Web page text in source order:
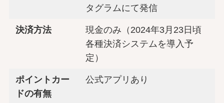
タグラムにて発信
決済方法
現金のみ（2024年3月23日頃
各種決済システムを導入予
定）
ポイントカー
ドの有無
公式アプリあり